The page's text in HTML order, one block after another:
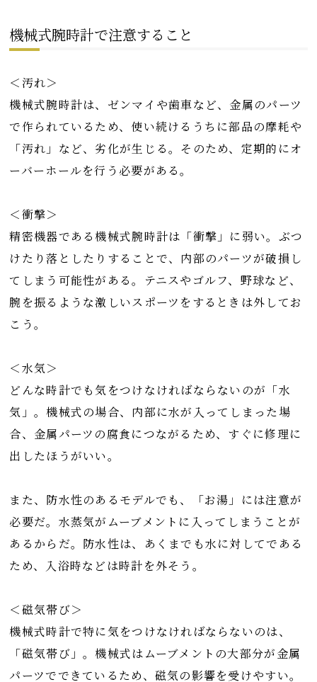
機械式腕時計で注意すること
＜汚れ＞
機械式腕時計は、ゼンマイや歯車など、金属のパーツ
で作られているため、使い続けるうちに部品の摩耗や
「汚れ」など、劣化が生じる。そのため、定期的にオ
ーバーホールを行う必要がある。
＜衝撃＞
精密機器である機械式腕時計は「衝撃」に弱い。ぶつ
けたり落としたりすることで、内部のパーツが破損し
てしまう可能性がある。テニスやゴルフ、野球など、
腕を振るような激しいスポーツをするときは外してお
こう。
＜水気＞
どんな時計でも気をつけなければならないのが「水
気」。機械式の場合、内部に水が入ってしまった場
合、金属パーツの腐食につながるため、すぐに修理に
出したほうがいい。
また、防水性のあるモデルでも、「お湯」には注意が
必要だ。水蒸気がムーブメントに入ってしまうことが
あるからだ。防水性は、あくまでも水に対してである
ため、入浴時などは時計を外そう。
＜磁気帯び＞
機械式時計で特に気をつけなければならないのは、
「磁気帯び」。機械式はムーブメントの大部分が金属
パーツでできているため、磁気の影響を受けやすい。